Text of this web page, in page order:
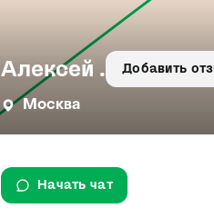
Алексей . Добавить
Москва
Начать чат